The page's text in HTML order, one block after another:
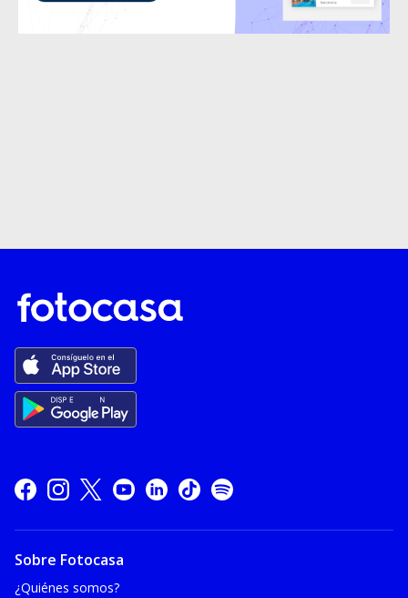
Sobre Fotocasa
¿Quiénes somos?